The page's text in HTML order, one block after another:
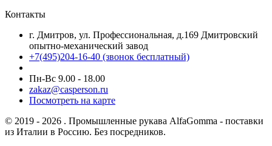
Контакты
г. Дмитров, ул. Профессиональная, д.169 Дмитровский
опытно-механический завод
+7(495)204-16-40 (звонок бесплатный)
Пн-Вс 9.00 - 18.00
zakaz@casperson.ru
Посмотреть на карте
© 2019 - 2026 . Промышленные рукава AlfaGomma - поставки
из Италии в Россию. Без посредников.